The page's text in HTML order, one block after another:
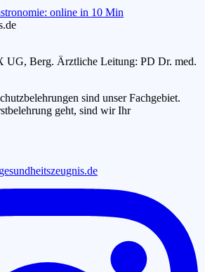
online in 10 Min
.de
UG, Berg. Ärztliche Leitung: PD Dr. med.
sind unser Fachgebiet.
geht, sind wir Ihr